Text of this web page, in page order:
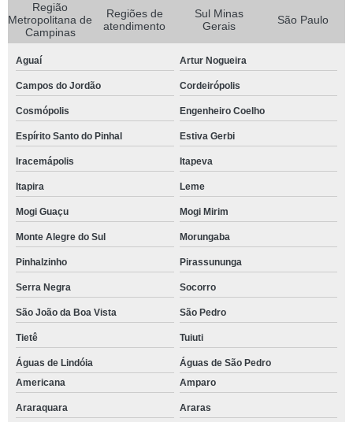
Região
Metropolitana de
Campinas
Regiões de
atendimento
Sul Minas
Gerais
São Paulo
Aguaí Artur Nogueira
Campos do Jordão Cordeirópolis
Cosmópolis Engenheiro Coelho
Espírito Santo do Pinhal Estiva Gerbi
Iracemápolis Itapeva
Itapira Leme
Mogi Guaçu Mogi Mirim
Monte Alegre do Sul Morungaba
Pinhalzinho Pirassununga
Serra Negra Socorro
São João da Boa Vista São Pedro
Tietê Tuiuti
Águas de Lindóia
Águas de São Pedro
Americana
Amparo
Araraquara Araras